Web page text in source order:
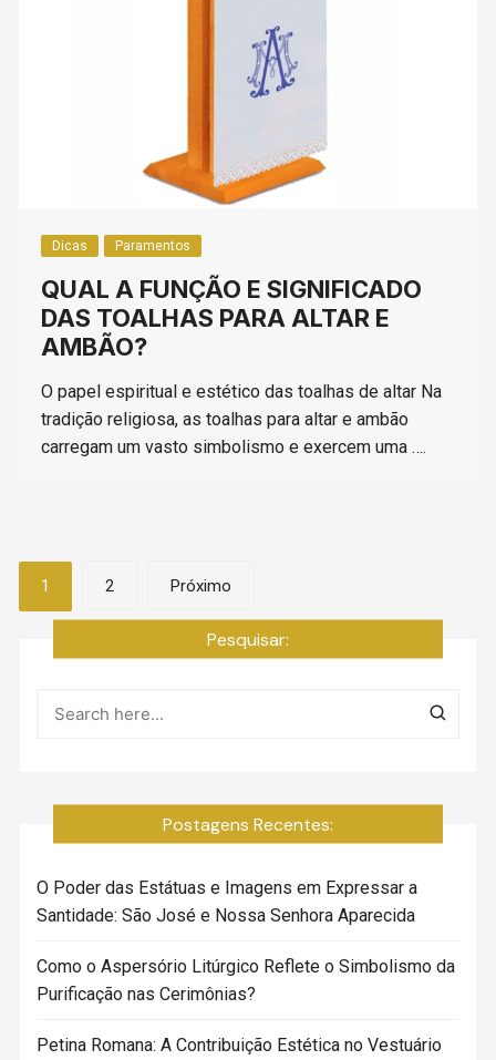
Dicas Paramentos
QUAL A FUNÇÃO E SIGNIFICADO
DAS TOALHAS PARA ALTAR E
AMBÃO?
O papel espiritual e estético das toalhas de altar Na
tradição religiosa, as toalhas para altar e ambão
carregam um vasto simbolismo e exercem uma ….
Navegação
por
posts
1 2 Próximo
Pesquisar:
Postagens Recentes:
O Poder das Estátuas e Imagens em Expressar a
Santidade: São José e Nossa Senhora Aparecida
Como o Aspersório Litúrgico Reflete o Simbolismo da
Purificação nas Cerimônias?
Petina Romana: A Contribuição Estética no Vestuário